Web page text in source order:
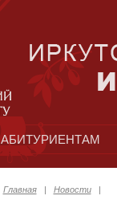
АБИТУРИЕНТАМ
Главная| Новости|